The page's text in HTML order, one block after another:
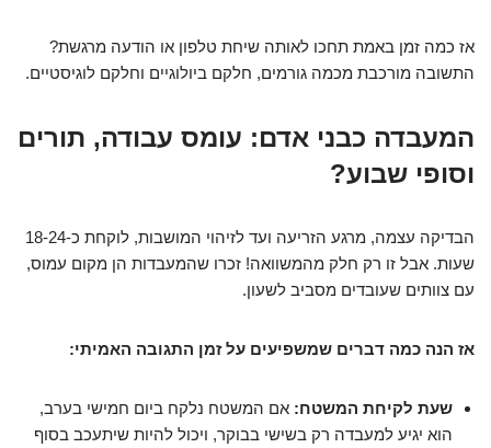
אז כמה זמן באמת תחכו לאותה שיחת טלפון או הודעה מרגשת?
התשובה מורכבת מכמה גורמים, חלקם ביולוגיים וחלקם לוגיסטיים.
המעבדה כבני אדם: עומס עבודה, תורים
וסופי שבוע?
הבדיקה עצמה, מרגע הזריעה ועד לזיהוי המושבות, לוקחת כ-18-24
שעות. אבל זו רק חלק מהמשוואה! זכרו שהמעבדות הן מקום עמוס,
עם צוותים שעובדים מסביב לשעון.
אז הנה כמה דברים שמשפיעים על זמן התגובה האמיתי:
שעת לקיחת המשטח: אם המשטח נלקח ביום חמישי בערב,
הוא יגיע למעבדה רק בשישי בבוקר, ויכול להיות שיתעכב בסוף